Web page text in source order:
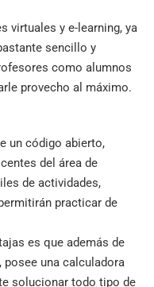
virtuales y e-learning, ya
sencillo y
como alumnos
provecho al máximo.
un código abierto,
del área de
de actividades,
practicar de
es que además de
una calculadora
solucionar todo tipo de